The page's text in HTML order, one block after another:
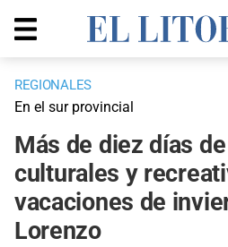
REGIONALES
En el sur provincial
Más de diez días
culturales y
vacaciones de
Lorenzo